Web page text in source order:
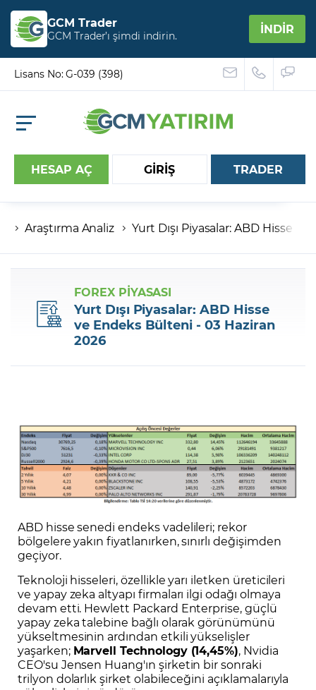
GCM Trader
GCM Trader’ı şimdi indirin. İNDİR
Lisans No: G-039 (398)
HESAP AÇ GİRİŞ
Hesap numaranız
Şifreniz
TRADER
Araştırma Analiz Yurt Dışı Piyasalar: ABD Hisse
FOREX PİYASASI
Yurt Dışı Piyasalar: ABD Hisse
ve Endeks Bülteni - 03 Haziran
2026
ABD hisse senedi endeks vadelileri; rekor
bölgelere yakın fiyatlanırken, sınırlı değişimden
geçiyor.
Teknoloji hisseleri, özellikle yarı iletken üreticileri
ve yapay zeka altyapı firmaları ilgi odağı olmaya
devam etti. Hewlett Packard Enterprise, güçlü
yapay zeka talebine bağlı olarak görünümünü
yükseltmesinin ardından etkili yükselişler
yaşarken; Marvell Technology (14,45%), Nvidia
CEO'su Jensen Huang'ın şirketin bir sonraki
trilyon dolarlık şirket olabileceğini açıklamalarıyla